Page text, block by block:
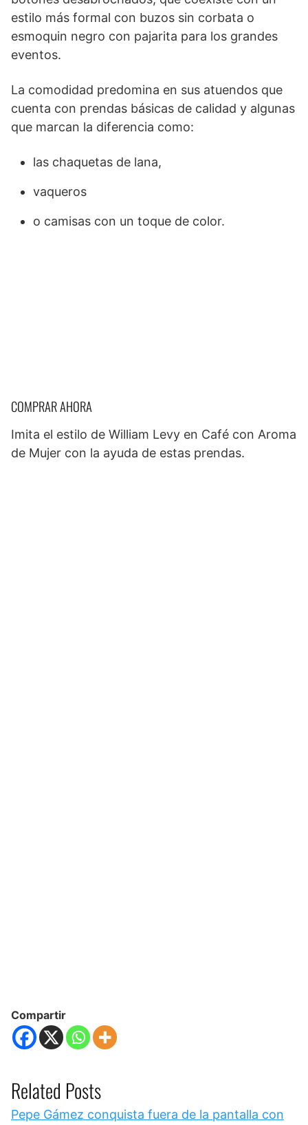
estilo más formal con buzos sin corbata o
esmoquin negro con pajarita para los grandes
eventos.
La comodidad predomina en sus atuendos que
cuenta con prendas básicas de calidad y algunas
que marcan la diferencia como:
las chaquetas de lana,
vaqueros
o camisas con un toque de color.
COMPRAR AHORA
Imita el estilo de William Levy en Café con Aroma
de Mujer con la ayuda de estas prendas.
Compartir
Related Posts
Pepe Gámez conquista fuera de la pantalla con